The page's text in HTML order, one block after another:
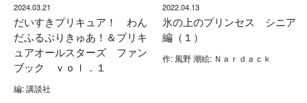
2024.03.21
だいすきプリキュア！ わん
だふるぷりきゅあ！＆プリキ
ュアオールスターズ ファン
ブック ｖｏｌ．１
編: 講談社
2022.04.13
氷の上のプリンセス シニア
編（１）
作: 風野 潮絵: Ｎａｒｄａｃｋ